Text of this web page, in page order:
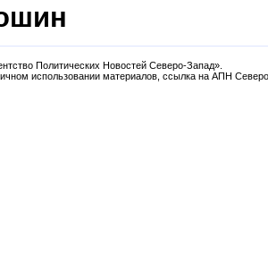
Политических Новостей Северо-Запад».
использовании материалов, ссылка на АПН